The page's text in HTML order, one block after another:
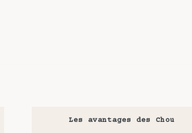
Les avantages des Chou